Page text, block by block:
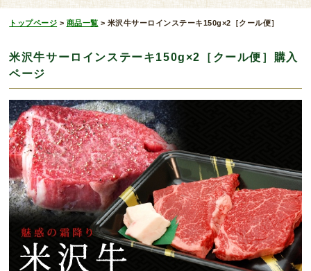
トップページ > 商品一覧 > 米沢牛サーロインステーキ150g×2［クール便］
米沢牛サーロインステーキ150g×2［クール便］購入
ページ